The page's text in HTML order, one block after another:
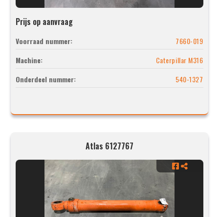
Prijs op aanvraag
Voorraad nummer:
7660-019
Machine:
Caterpillar M316
Onderdeel nummer:
540-1327
Atlas 6127767